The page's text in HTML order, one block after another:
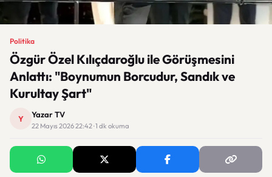
Politika
Özgür Özel Kılıçdaroğlu ile Görüşmesini
Anlattı: "Boynumun Borcudur, Sandık ve
Kurultay Şart"
Y Yazar TV
22 Mayıs 2026 22:42 · 1 dk okuma